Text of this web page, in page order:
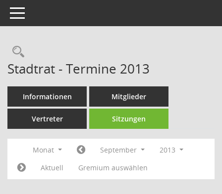
Toggle navigation
Rechercheauswahl
Stadtrat - Termine 2013
Informationen Mitglieder
Vertreter Sitzungen
Monat September
2013
Aktuell
Gremium auswählen